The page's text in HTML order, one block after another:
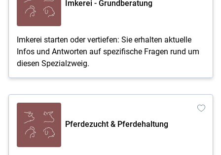
Imkerei - Grundberatung
Imkerei starten oder vertiefen: Sie erhalten aktuelle
Infos und Antworten auf spezifische Fragen rund um
diesen Spezialzweig.
Pferdezucht & Pferdehaltung